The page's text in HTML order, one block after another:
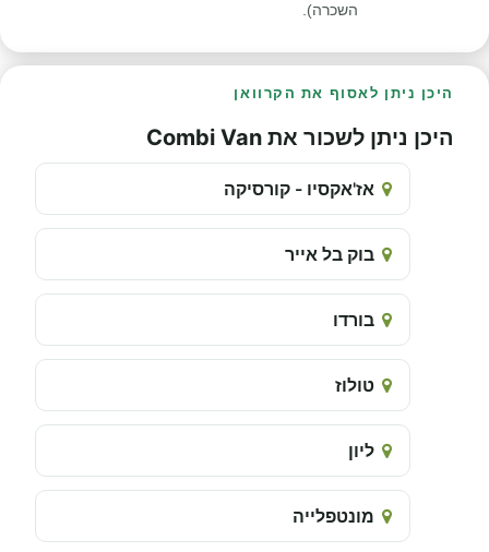
השכרה).
היכן ניתן לאסוף את הקרוואן
היכן ניתן לשכור את Combi Van
אז'אקסיו - קורסיקה
בוק בל אייר
בורדו
טולוז
ליון
מונטפלייה